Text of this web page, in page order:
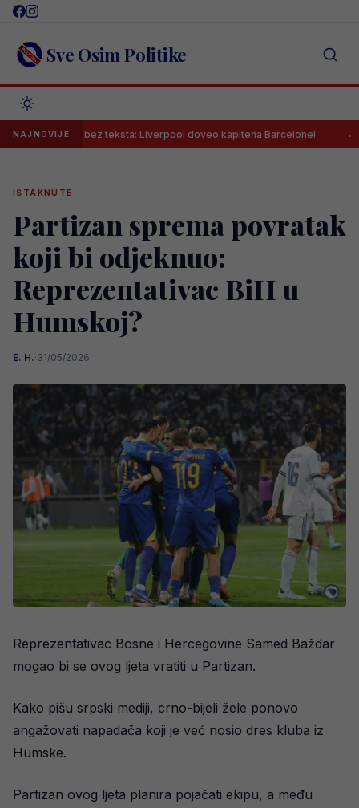
Skip
content Sve Osim Politike
NAJNOVIJE
bez teksta: Liverpool doveo kapitena Barcelone! Jovo
ISTAKNUTE
Partizan sprema povratak
koji bi odjeknuo:
Reprezentativac BiH u
Humskoj?
E. H.·31/05/2026
Reprezentativac Bosne i Hercegovine Samed Baždar
mogao bi se ovog ljeta vratiti u Partizan.
Kako pišu srpski mediji, crno-bijeli žele ponovo
angažovati napadača koji je već nosio dres kluba iz
Humske.
Partizan ovog ljeta planira pojačati ekipu, a među